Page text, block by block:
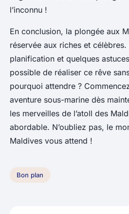
l’inconnu !
En conclusion, la plongée aux
réservée aux riches et
planification et quelques
possible de réaliser ce rêve
pourquoi attendre ?
aventure sous-marine dès
les merveilles de l’atoll des
abordable. N’oubliez pas, le
Maldives vous attend !
Bon plan